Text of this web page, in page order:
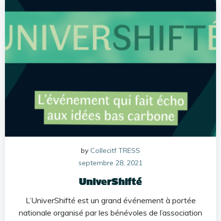
by Collecitf TRESS
septembre 28, 2021
UniverShifté
L’UniverShifté est un grand événement à portée
nationale organisé par les bénévoles de l’association